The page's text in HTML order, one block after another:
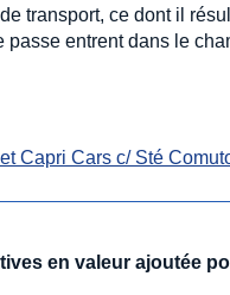
transport, ce dont il
passe entrent dans le
Capri Cars c/ Sté
en valeur ajoutée